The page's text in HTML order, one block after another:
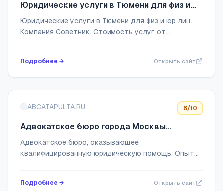
Юридические услуги в Тюмени для физ и
юр лиц - Юридическая компания Советник
Юридические услуги в Тюмени для физ и юр лиц.
Компания Советник. Стоимость услуг от
рассрочку...
Подробнее → Открыть сайт
ABCATAPULTA.RU 6/10
Адвокатское бюро города Москвы
Катапульта
Адвокатское бюро, оказывающее
квалифицированную юридическую помощь. Опыт
бизнеса в различных спора...
Подробнее → Открыть сайт